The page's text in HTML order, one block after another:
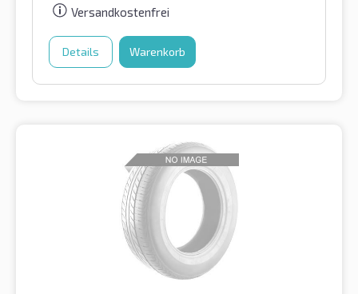
Versandkostenfrei
Details Warenkorb